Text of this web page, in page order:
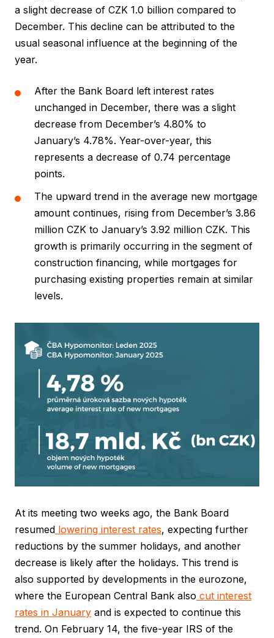
a slight decrease of CZK 1.0 billion compared to
December. This decline can be attributed to the
usual seasonal influence at the beginning of the
year.
After the Bank Board left interest rates
unchanged in December, there was a slight
decrease from December’s 4.80% to
January’s 4.78%. Year-over-year, this
represents a decrease of 0.74 percentage
points.
The upward trend in the average new mortgage
amount continues, rising from December’s 3.86
million CZK to January’s 3.92 million CZK. This
growth is primarily occurring in the segment of
construction financing, while mortgages for
purchasing existing properties remain at similar
levels.
At its meeting two weeks ago, the Bank Board
resumed lowering interest rates, expecting further
reductions by the summer holidays, and another
decrease is likely after the holidays. This trend is
also supported by developments in the eurozone,
where the European Central Bank also cut interest
rates in January and is expected to continue this
trend. On February 14, the five-year IRS of the